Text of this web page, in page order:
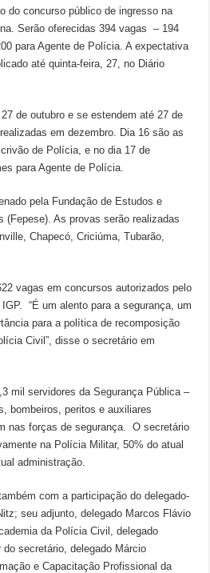
do concurso público de ingresso na
Serão oferecidas 394 vagas – 194
para Agente de Polícia. A expectativa
até quinta-feira, 27, no Diário
de outubro e se estendem até 27 de
em dezembro. Dia 16 são as
de Polícia, e no dia 17 de
para Agente de Polícia.
pela Fundação de Estudos e
(Fepese). As provas serão realizadas
Chapecó, Criciúma, Tubarão,
vagas em concursos autorizados pelo
“É um alento para a segurança, um
para a política de recomposição
Civil”, disse o secretário em
mil servidores da Segurança Pública –
bombeiros, peritos e auxiliares
nas forças de segurança. O secretário
na Polícia Militar, 50% do atual
administração.
com a participação do delegado-
seu adjunto, delegado Marcos Flávio
da Polícia Civil, delegado
secretário, delegado Márcio
e Capacitação Profissional da